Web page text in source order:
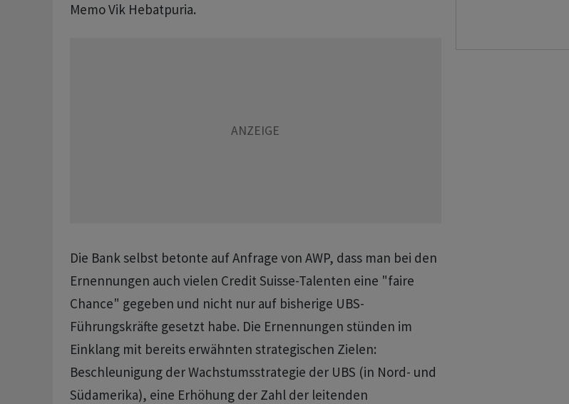
Memo Vik Hebatpuria.
Die Bank selbst betonte auf Anfrage von AWP, dass man bei den
Ernennungen auch vielen Credit Suisse-Talenten eine "faire
Chance" gegeben und nicht nur auf bisherige UBS-
Führungskräfte gesetzt habe. Die Ernennungen stünden im
Einklang mit bereits erwähnten strategischen Zielen:
Beschleunigung der Wachstumsstrategie der UBS (in Nord- und
Südamerika), eine Erhöhung der Zahl der leitenden